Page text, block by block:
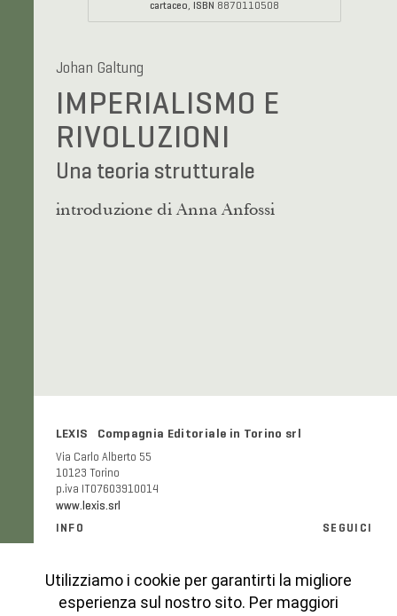
cartaceo, ISBN 8870110508
Johan Galtung
IMPERIALISMO E
RIVOLUZIONI
Una teoria strutturale
introduzione di Anna Anfossi
LEXIS Compagnia Editoriale in Torino srl
Via Carlo Alberto 55
10123 Torino
p.iva IT07603910014
www.lexis.srl
INFO
Modalità e costi di spedizione
Codice etico
SEGUICI
Instagram
Utilizziamo i cookie per garantirti la migliore
esperienza sul nostro sito. Per maggiori